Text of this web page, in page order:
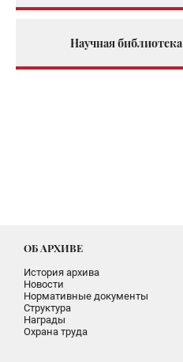
Научная библиотека
ОБ АРХИВЕ
История архива
Новости
Нормативные документы
Структура
Награды
Охрана труда